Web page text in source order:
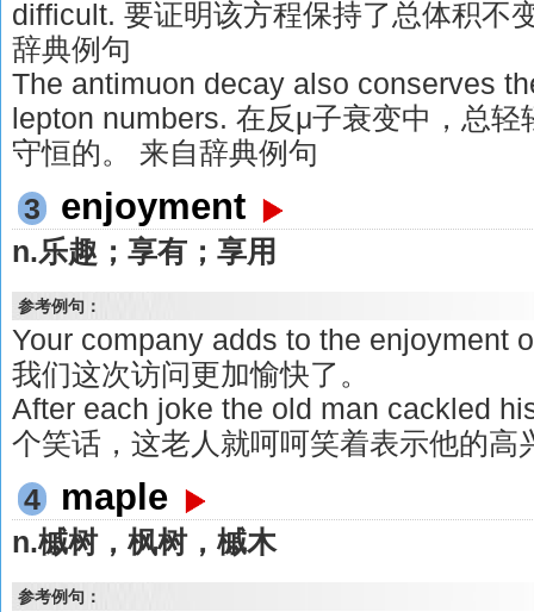
difficult. 要证明该方程保持了总体积不
辞典例句
The antimuon decay also conserves
lepton numbers. 在反μ子衰变中，总
守恒的。 来自辞典例句
3
enjoyment
n.乐趣；享有；享用
参考例句：
Your company adds to the enjoyment
我们这次访问更加愉快了。
After each joke the old man cackled
个笑话，这老人就呵呵笑着表示他的高
4
maple
n.槭树，枫树，槭木
参考例句：